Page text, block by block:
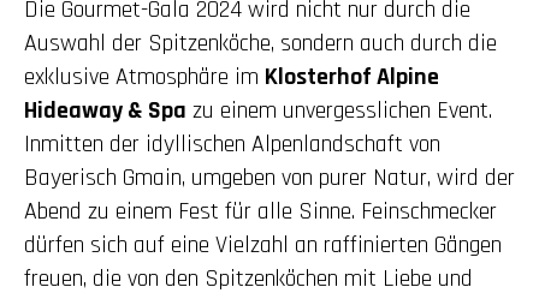
Die Gourmet-Gala 2024 wird nicht nur durch die
Auswahl der Spitzenköche, sondern auch durch die
exklusive Atmosphäre im Klosterhof Alpine
Hideaway & Spa zu einem unvergesslichen Event.
Inmitten der idyllischen Alpenlandschaft von
Bayerisch Gmain, umgeben von purer Natur, wird der
Abend zu einem Fest für alle Sinne. Feinschmecker
dürfen sich auf eine Vielzahl an raffinierten Gängen
freuen, die von den Spitzenköchen mit Liebe und